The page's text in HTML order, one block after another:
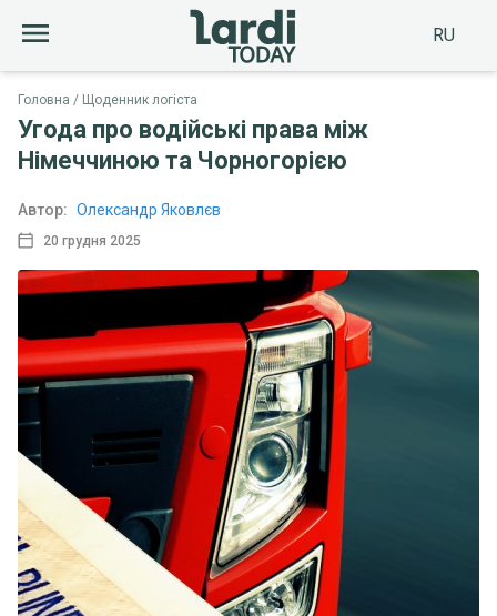
RU
Головна Щоденник логіста
Угода про водійські права між
Німеччиною та Чорногорією
20 грудня 2025
Автор: Олександр Яковлєв